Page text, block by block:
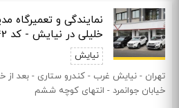
نمایندگی و تعمیرگاه
خلیلی در نیایش - کد 342
نیایش
تهران - نیایش غرب - کندرو ستاری‌ - بعد
خیابان جوانمرد‌ - انتهای کوچه ششم